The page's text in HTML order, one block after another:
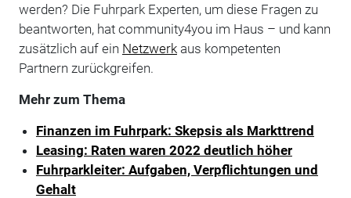
werden? Die Fuhrpark Experten, um diese Fragen zu
beantworten, hat community4you im Haus – und kann
zusätzlich auf ein Netzwerkaus kompetenten
Partnern zurückgreifen.
Mehr zum Thema
Finanzen im Fuhrpark: Skepsis als Markttrend
Leasing: Raten waren 2022 deutlich höher
Fuhrparkleiter: Aufgaben, Verpflichtungen und
Gehalt